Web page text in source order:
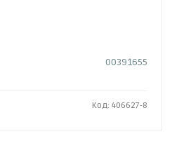
00391655
Код: 406627-8